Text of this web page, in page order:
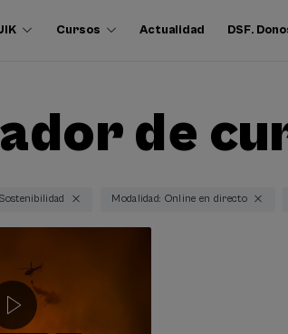
Cursos Actualidad DSF.
de
Modalidad: Online en directo